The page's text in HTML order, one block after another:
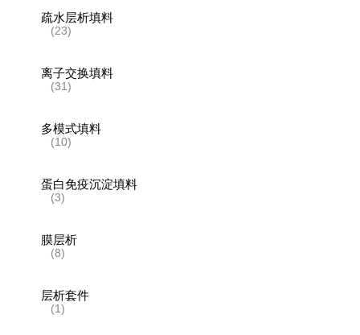
疏水层析填料
(23)
离子交换填料
(31)
多模式填料
(10)
蛋白免疫沉淀填料
(3)
膜层析
(8)
层析套件
(1)